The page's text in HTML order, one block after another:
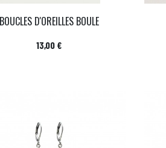
D'OREILLES BOULE
Prix
13,00 €